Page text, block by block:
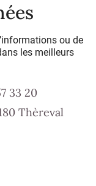
ou de
les meilleurs
33 20
Thèreval